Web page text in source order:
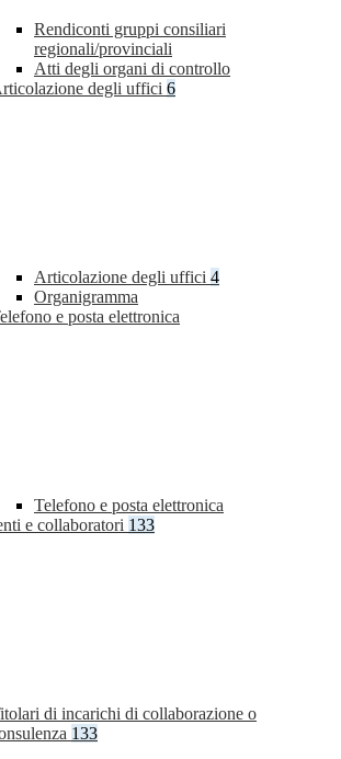
Rendiconti gruppi consiliari
regionali/provinciali
Atti degli organi di controllo
degli uffici 6
Articolazione degli uffici 4
Organigramma
e posta elettronica
Telefono e posta elettronica
e collaboratori 133
di incarichi di collaborazione o
133